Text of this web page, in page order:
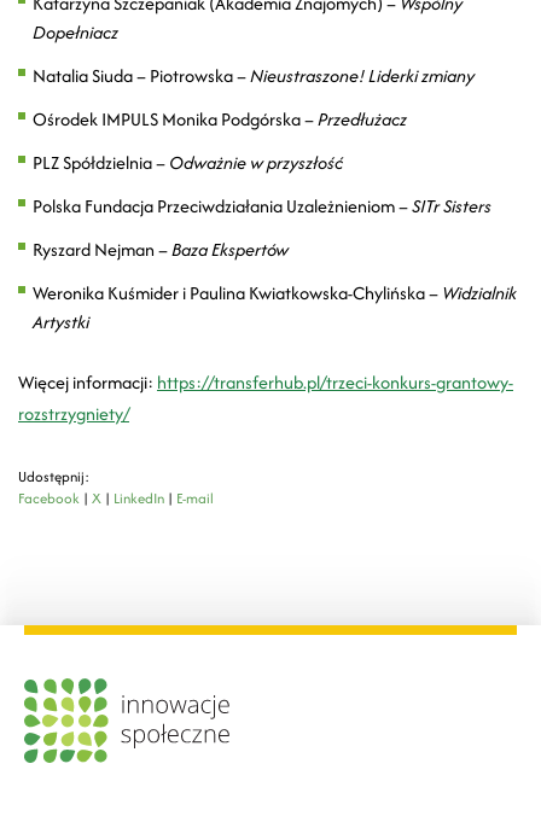
Dopełniacz
Natalia Siuda – Piotrowska –Nieustraszone! Liderki zmiany
Ośrodek IMPULS Monika Podgórska –Przedłużacz
PLZ Spółdzielnia –Odważnie w przyszłość
Polska Fundacja Przeciwdziałania Uzależnieniom –SITr Sisters
Ryszard Nejman –Baza Ekspertów
Weronika Kuśmider i Paulina Kwiatkowska-Chylińska –Widzialnik
Artystki
Więcej informacji: https://transferhub.pl/trzeci-konkurs-grantowy-
rozstrzygniety/
Udostępnij:
Facebook | X | LinkedIn | E-mail